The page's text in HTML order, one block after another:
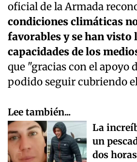
oficial de la Armada
condiciones climáticas
favorables y se han visto
capacidades de los
que "gracias con el apoyo
podido seguir cubriendo el
Lee también...
La
un
dos